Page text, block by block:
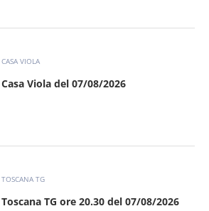
CASA VIOLA
Casa Viola del 07/08/2026
TOSCANA TG
Toscana TG ore 20.30 del 07/08/2026